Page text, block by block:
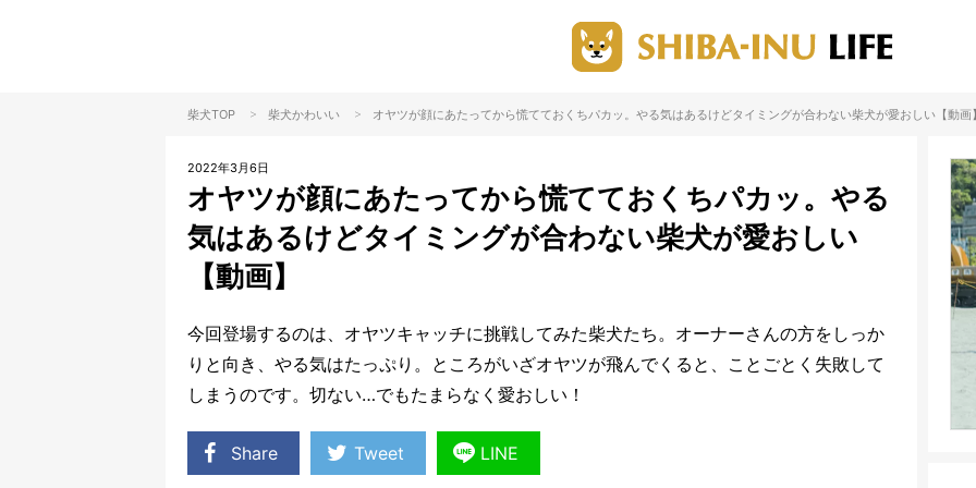
柴犬TOP > 柴犬かわいい > オヤツが顔にあたってから慌てておくちパカッ。やる気はあるけどタイミングが合わない柴犬が愛おしい【動画
2022年3月6日
オヤツが顔にあたってから慌てておくちパカッ。やる
気はあるけどタイミングが合わない柴犬が愛おしい
【動画】
今回登場するのは、オヤツキャッチに挑戦してみた柴犬たち。オーナーさんの方をしっか
りと向き、やる気はたっぷり。ところがいざオヤツが飛んでくると、ことごとく失敗して
しまうのです。切ない…でもたまらなく愛おしい！
Share Tweet LINE